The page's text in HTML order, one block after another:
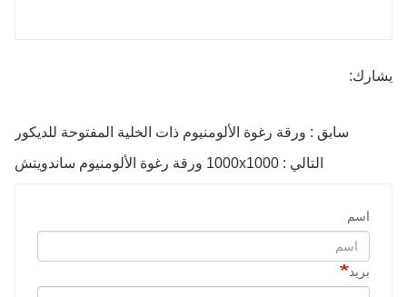
يشارك:
سابق : ورقة رغوة الألومنيوم ذات الخلية المفتوحة للديكور
التالي : 1000x1000 ورقة رغوة الألومنيوم ساندويتش
اسم
بريد